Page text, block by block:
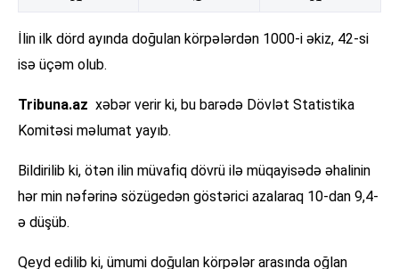
İlin ilk dörd ayında doğulan körpələrdən 1000-i əkiz, 42-si
isə üçəm olub.
Tribuna.az xəbər verir ki, bu barədə Dövlət Statistika
Komitəsi məlumat yayıb.
Bildirilib ki, ötən ilin müvafiq dövrü ilə müqayisədə əhalinin
hər min nəfərinə sözügedən göstərici azalaraq 10-dan 9,4-
ə düşüb.
Qeyd edilib ki, ümumi doğulan körpələr arasında oğlan